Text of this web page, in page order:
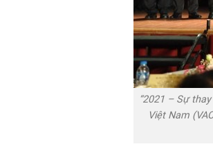
“2021 – Sự
Việt Nam